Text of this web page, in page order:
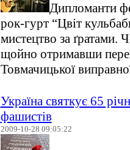
Дипломанти
рок-гурт “Цвіт
мистецтво за ґратами.
щойно отримавши
Товмачицької
Україна святкує 65
фашистів
2009-10-28 09:05:22